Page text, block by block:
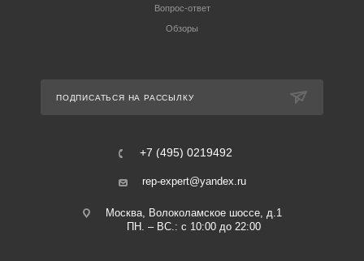
Вопрос-ответ
Обзоры
ПОДПИСАТЬСЯ НА РАССЫЛКУ
+7 (495) 0219492
rep-expert@yandex.ru
Москва, Волоколамское шоссе, д.1
ПН. – ВС.: с 10:00 до 22:00